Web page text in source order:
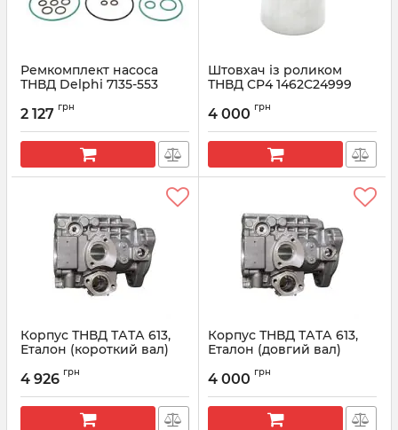
Ремкомплект насоса
ТНВД Delphi 7135-553
2 127 грн
Штовхач із роликом
ТНВД CP4 1462C24999
Артикул: 1462C24999
4 000 грн
Корпус ТНВД ТАТА 613,
Еталон (короткий вал)
Артикул: 1465134784
4 926 грн
Корпус ТНВД ТАТА 613,
Еталон (довгий вал)
Артикул: 1465134728
4 000 грн